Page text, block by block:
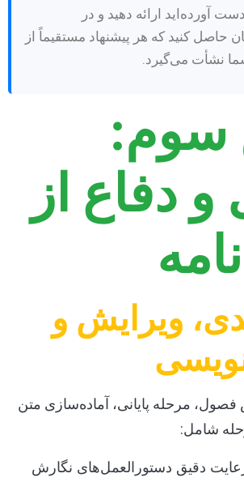
آورده‌اید ارائه دهید و در
حاصل کنید که هر پیشنهاد مستقیماً از
نشأت می‌گیرد.
و دفاع از
ویرایش و
مرحله پایانی، آماده‌سازی متن
شامل:
دقیق دستورالعمل‌های نگارش